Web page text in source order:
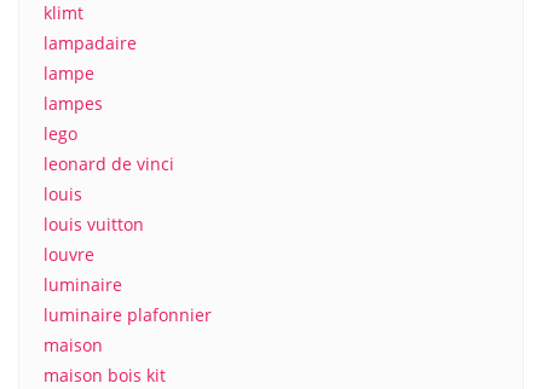
klimt
lampadaire
lampe
lampes
lego
leonard de vinci
louis
louis vuitton
louvre
luminaire
luminaire plafonnier
maison
maison bois kit